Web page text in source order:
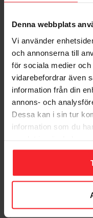
Denna webbplats
Vi använder
och annonserna till
för sociala medier
vidarebefordrar även
information från din
annons- och
Dessa kan i sin tur
information som du
LED-Liste Pakke
1x500mm Tylö
1.304DKK